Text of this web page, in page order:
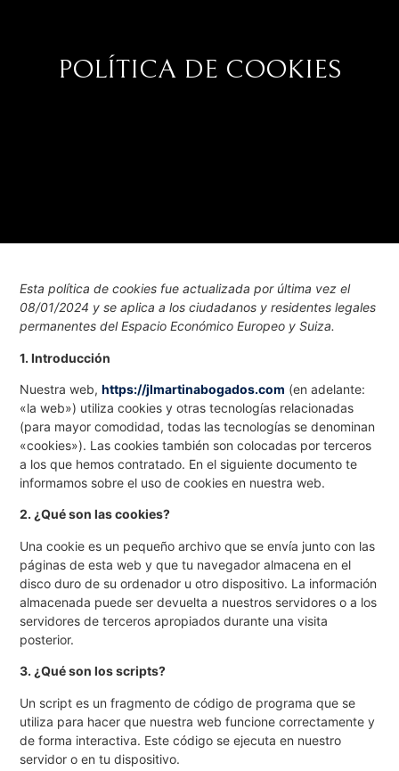
POLÍTICA DE COOKIES
Esta política de cookies fue actualizada por última vez el
08/01/2024 y se aplica a los ciudadanos y residentes legales
permanentes del Espacio Económico Europeo y Suiza.
1. Introducción
Nuestra web,https://jlmartinabogados.com (en adelante:
«la web») utiliza cookies y otras tecnologías relacionadas
(para mayor comodidad, todas las tecnologías se denominan
«cookies»). Las cookies también son colocadas por terceros
a los que hemos contratado. En el siguiente documento te
informamos sobre el uso de cookies en nuestra web.
2. ¿Qué son las cookies?
Una cookie es un pequeño archivo que se envía junto con las
páginas de esta web y que tu navegador almacena en el
disco duro de su ordenador u otro dispositivo. La información
almacenada puede ser devuelta a nuestros servidores o a los
servidores de terceros apropiados durante una visita
posterior.
3. ¿Qué son los scripts?
Un script es un fragmento de código de programa que se
utiliza para hacer que nuestra web funcione correctamente y
de forma interactiva. Este código se ejecuta en nuestro
servidor o en tu dispositivo.